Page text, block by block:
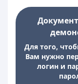
Для того,
Вам нужно
логин и